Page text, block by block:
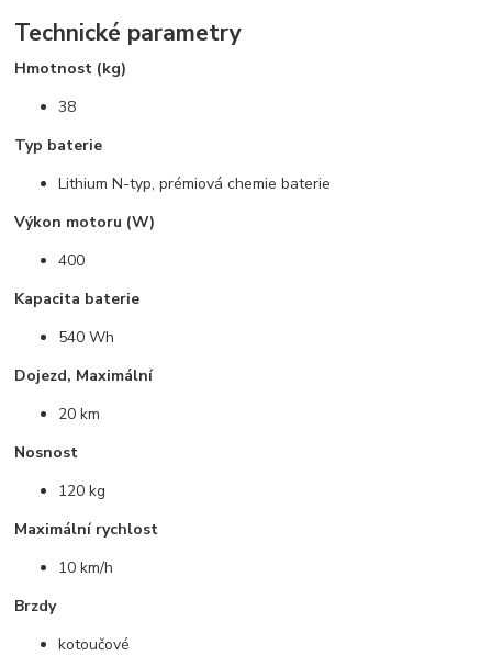
Technické parametry
Hmotnost (kg)
38
Typ baterie
Lithium N-typ, prémiová chemie baterie
Výkon motoru (W)
400
Kapacita baterie
540 Wh
Dojezd, Maximální
20 km
Nosnost
120 kg
Maximální rychlost
10 km/h
Brzdy
kotoučové